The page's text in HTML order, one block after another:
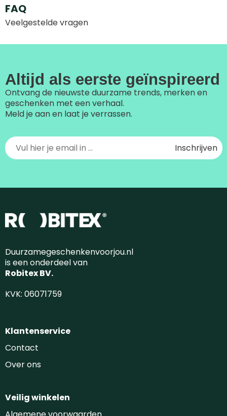
FAQ
Veelgestelde vragen
Altijd als eerste geïnspireerd
Ontvang de nieuwste duurzame trends, merken en
geschenken met een verhaal.
Meld je aan en laat je verrassen.
Duurzamegeschenkenvoorjou.nl
is een onderdeel van
Robitex BV.
KVK: 06071759
Klantenservice
Contact
Over ons
Veilig winkelen